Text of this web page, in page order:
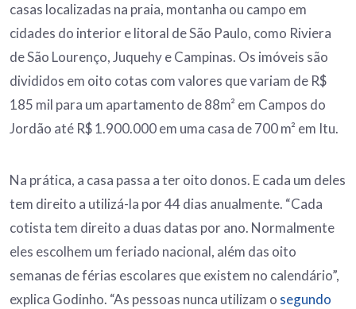
casas localizadas na praia, montanha ou campo em
cidades do interior e litoral de São Paulo, como Riviera
de São Lourenço, Juquehy e Campinas. Os imóveis são
divididos em oito cotas com valores que variam de R$
185 mil para um apartamento de 88m² em Campos do
Jordão até R$ 1.900.000 em uma casa de 700 m² em Itu.
Na prática, a casa passa a ter oito donos. E cada um deles
tem direito a utilizá-la por 44 dias anualmente. “Cada
cotista tem direito a duas datas por ano. Normalmente
eles escolhem um feriado nacional, além das oito
semanas de férias escolares que existem no calendário”,
explica Godinho. “As pessoas nunca utilizam o segundo